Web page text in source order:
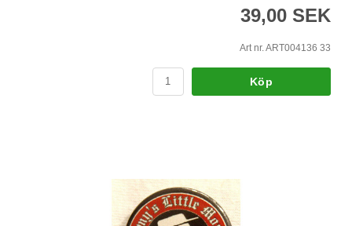
39,00 SEK
Art nr. ART004136 33
Köp